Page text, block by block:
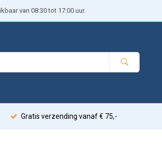
van 08:30 tot 17:00 uur.
Gratis verzending vanaf € 75,-